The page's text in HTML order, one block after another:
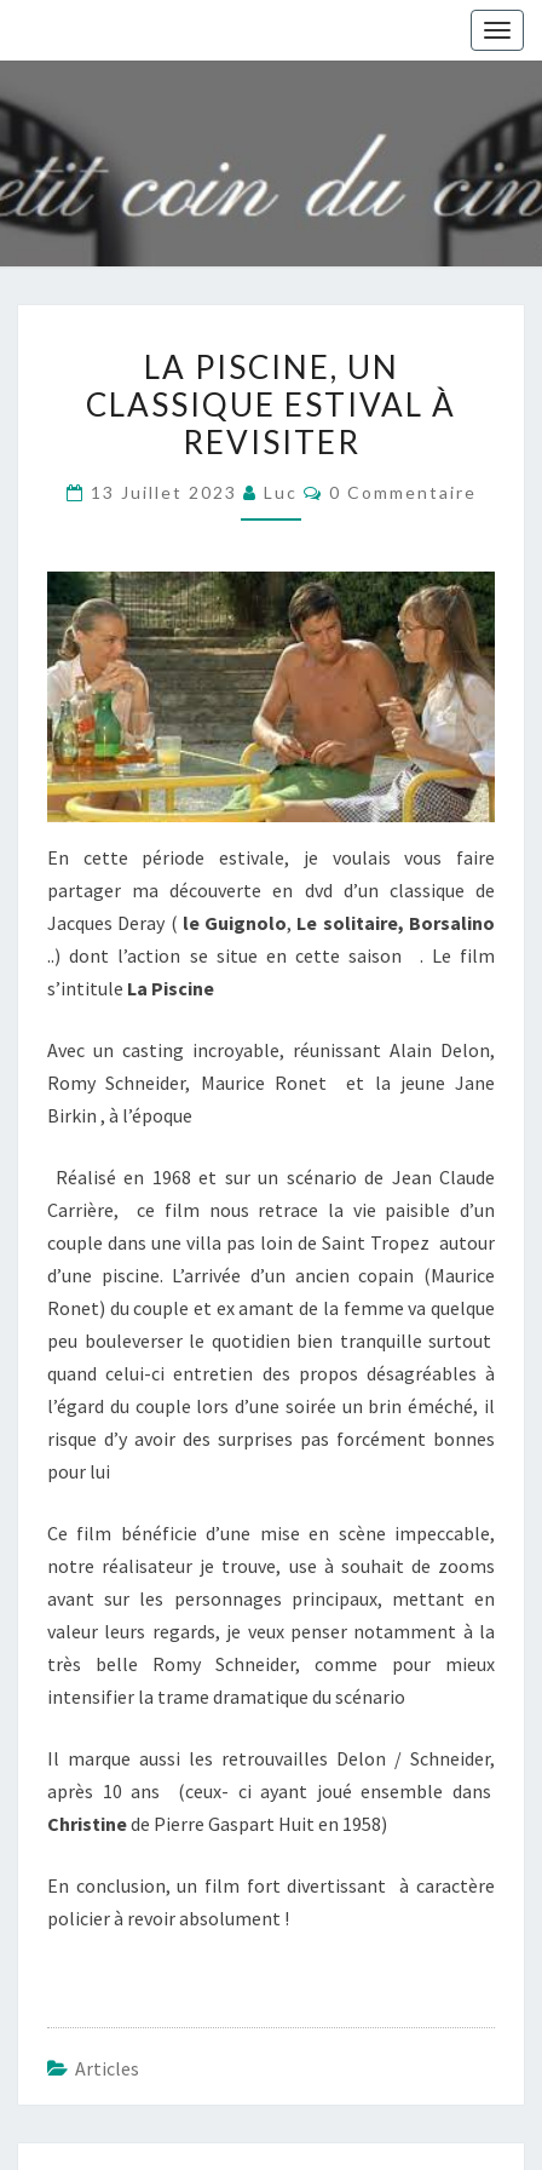
PISCINE,
UN
CLASSIQUE
À
LA PISCINE, UN
CLASSIQUE ESTIVAL À
REVISITER
13 Juillet 2023 Luc Commentaires
0 Commentaire
En cette période estivale, je voulais vous faire
partager ma découverte en dvd d’un classique de
Jacques Deray ( le Guignolo, Le solitaire, Borsalino
..) dont l’action se situe en cette saison . Le film
s’intitule La Piscine
Avec un casting incroyable, réunissant Alain Delon,
Romy Schneider, Maurice Ronet et la jeune Jane
Birkin , à l’époque
Réalisé en 1968 et sur un scénario de Jean Claude
Carrière, ce film nous retrace la vie paisible d’un
couple dans une villa pas loin de Saint Tropez autour
d’une piscine. L’arrivée d’un ancien copain (Maurice
Ronet) du couple et ex amant de la femme va quelque
peu bouleverser le quotidien bien tranquille surtout
quand celui-ci entretien des propos désagréables à
l’égard du couple lors d’une soirée un brin éméché, il
risque d’y avoir des surprises pas forcément bonnes
pour lui
Ce film bénéficie d’une mise en scène impeccable,
notre réalisateur je trouve, use à souhait de zooms
avant sur les personnages principaux, mettant en
valeur leurs regards, je veux penser notamment à la
très belle Romy Schneider, comme pour mieux
intensifier la trame dramatique du scénario
Il marque aussi les retrouvailles Delon / Schneider,
après 10 ans (ceux- ci ayant joué ensemble dans
Christinede Pierre Gaspart Huit en 1958)
En conclusion, un film fort divertissant à caractère
policier à revoir absolument !
Articles